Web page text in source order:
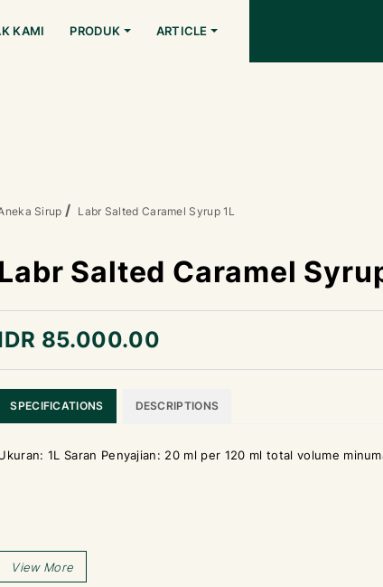
KAMI PRODUK ARTICLE
Sirup Labr Salted Caramel Syrup 1L
Labr Salted Caramel
85.000.00
SPECIFICATIONS DESCRIPTIONS
1L Saran Penyajian: 20 ml per 120 ml total volume